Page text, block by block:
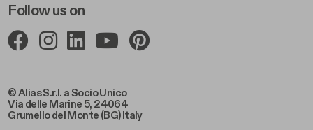
© Alias S.r.l. a Socio Unico
Via delle Marine 5, 24064
Grumello del Monte (BG) Italy
Follow us on